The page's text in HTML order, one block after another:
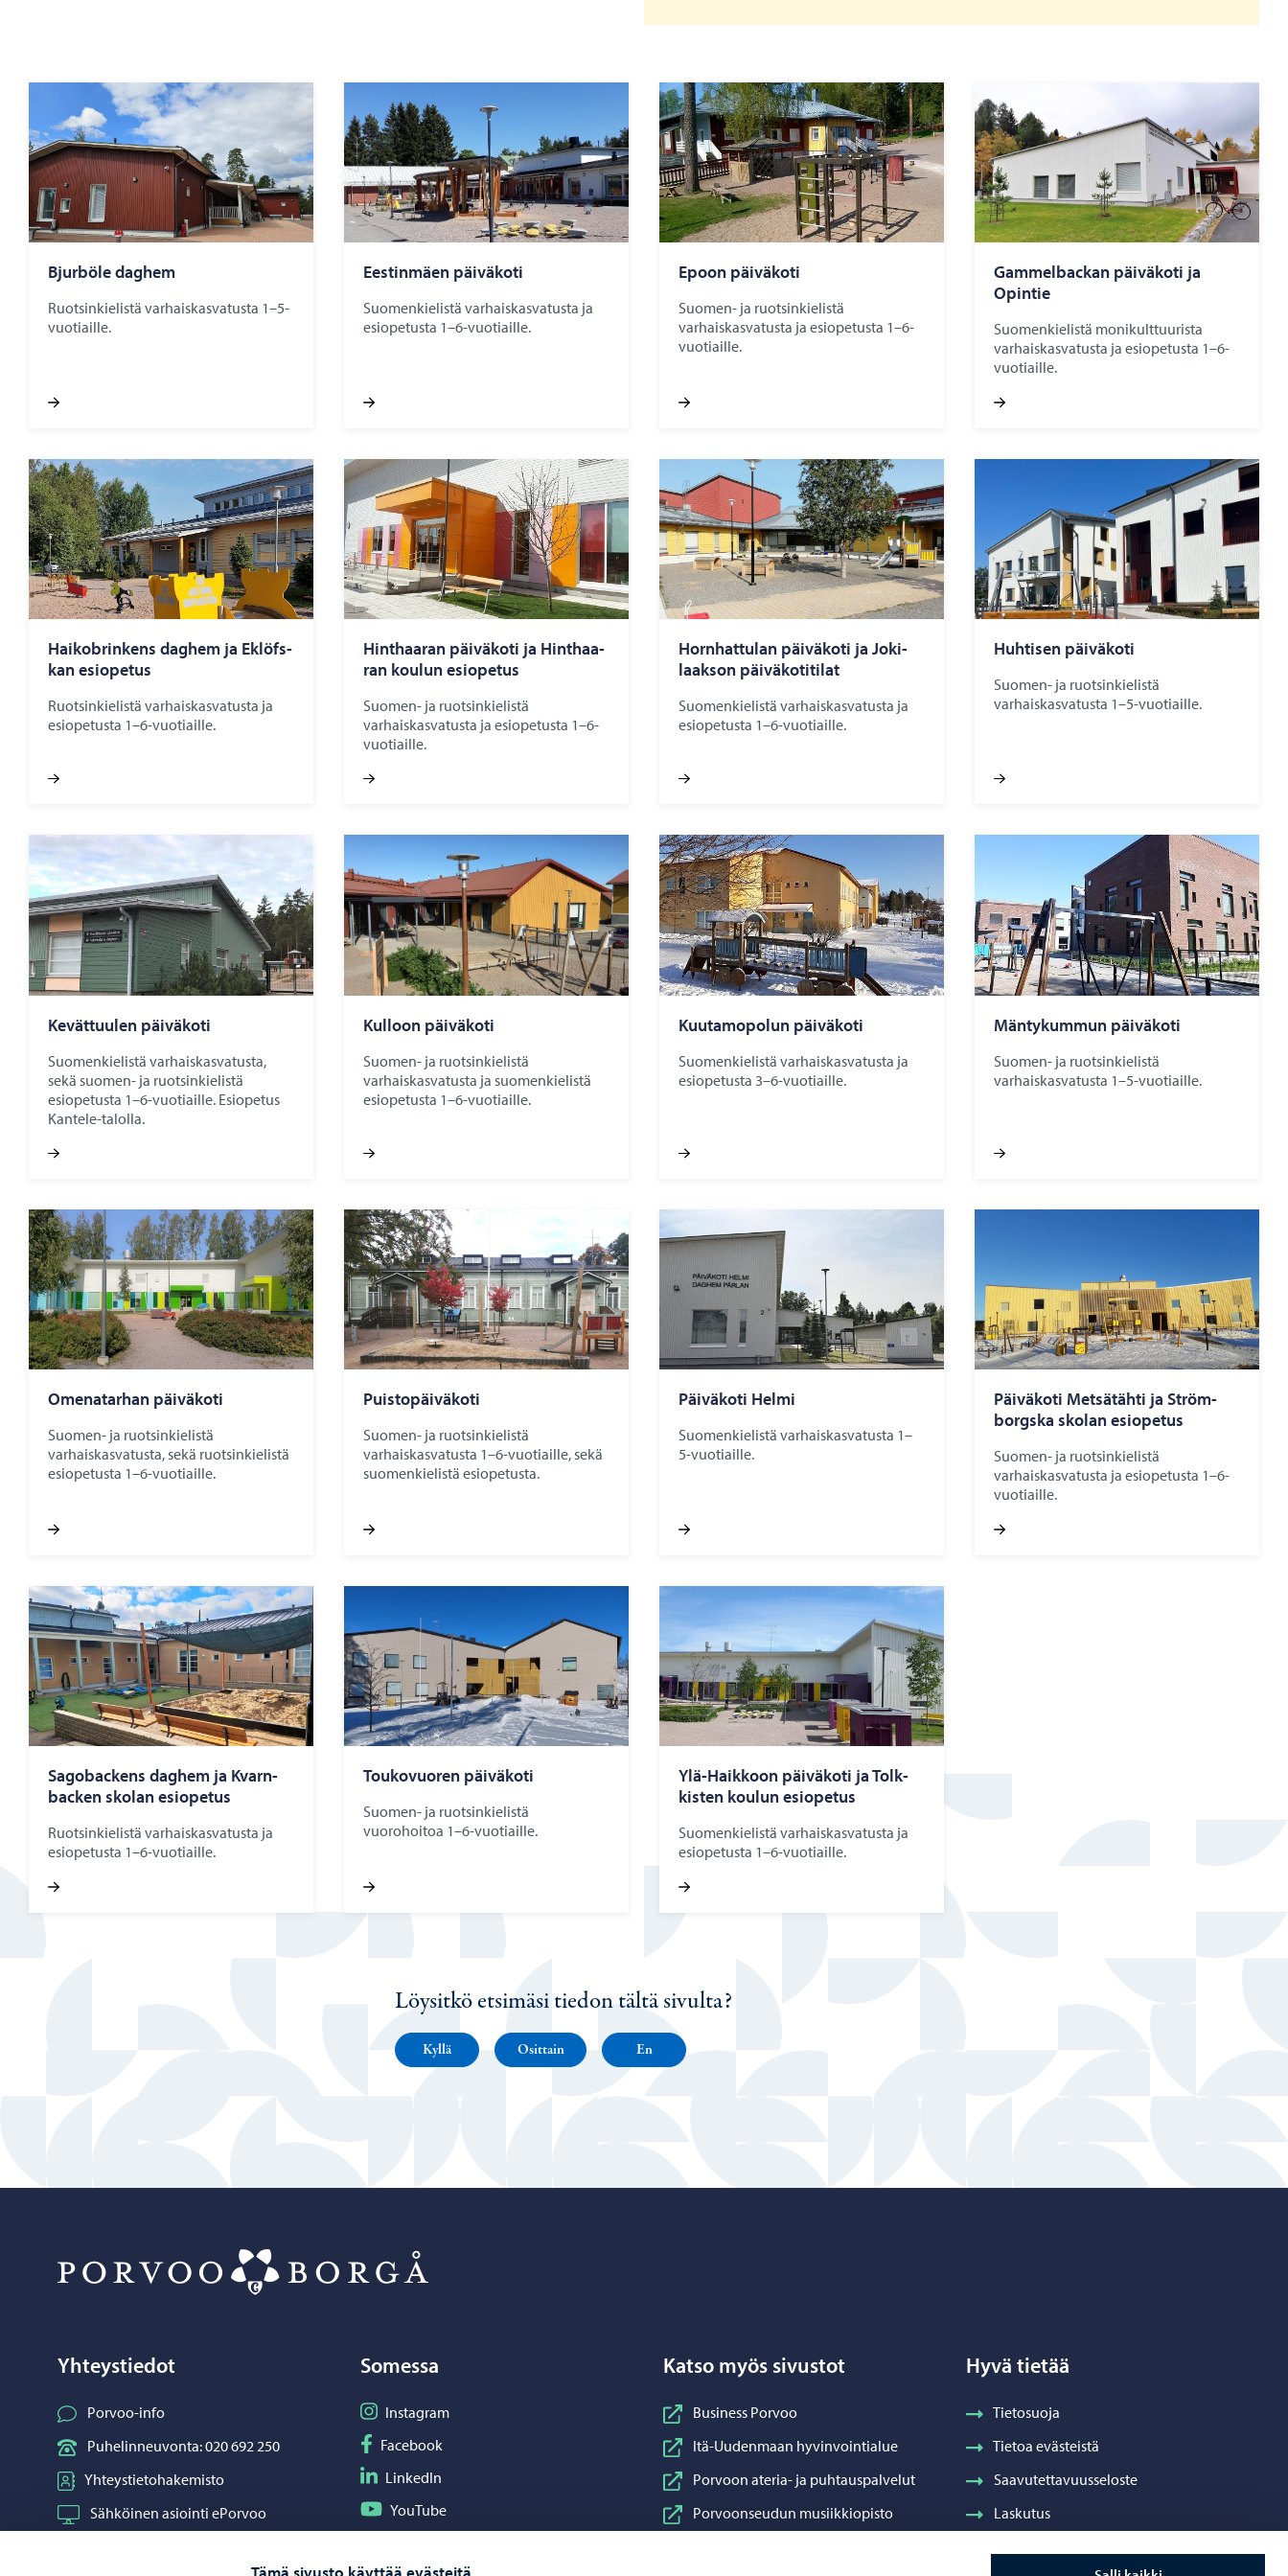
Tämä sivusto käyttää evästeitä
Bjurbö­le dag­hem
Ruotsinkielistä varhaiskasvatusta 1–5-
vuotiaille.
Ees­tin­mäen päi­vä­ko­ti
Suomenkielistä varhaiskasvatusta ja
esiopetusta 1–6-vuotiaille.
Epoon päi­vä­ko­ti
Suomen- ja ruotsinkielistä
varhaiskasvatusta ja esiopetusta 1–6-
vuotiaille.
Gam­mel­bac­kan päi­vä­ko­ti ja
Opin­tie
Suomenkielistä monikulttuurista
varhaiskasvatusta ja esiopetusta 1–6-
vuotiaille.
Hai­ko­brin­kens dag­hem ja Eklöfs­
kan esio­pe­tus
Ruotsinkielistä varhaiskasvatusta ja
esiopetusta 1–6-vuotiaille.
Hint­haa­ran päi­vä­ko­ti ja Hint­haa­
ran kou­lun esio­pe­tus
Suomen- ja ruotsinkielistä
varhaiskasvatusta ja esiopetusta 1–6-
vuotiaille.
Horn­hat­tu­lan päi­vä­ko­ti ja Jo­ki­
laak­son päi­vä­ko­ti­ti­lat
Suomenkielistä varhaiskasvatusta ja
esiopetusta 1–6-vuotiaille.
Huh­ti­sen päi­vä­ko­ti
Suomen- ja ruotsinkielistä
varhaiskasvatusta 1–5-vuotiaille.
Ke­vät­tuu­len päi­vä­ko­ti
Suomenkielistä varhaiskasvatusta,
sekä suomen- ja ruotsinkielistä
esiopetusta 1–6-vuotiaille. Esiopetus
Kantele-talolla.
Kul­loon päi­vä­ko­ti
Suomen- ja ruotsinkielistä
varhaiskasvatusta ja suomenkielistä
esiopetusta 1–6-vuotiaille.
Kuu­ta­mo­po­lun päi­vä­ko­ti
Suomenkielistä varhaiskasvatusta ja
esiopetusta 3–6-vuotiaille.
Män­ty­kum­mun päi­vä­ko­ti
Suomen- ja ruotsinkielistä
varhaiskasvatusta 1–5-vuotiaille.
Ome­na­tar­han päi­vä­ko­ti
Suomen- ja ruotsinkielistä
varhaiskasvatusta, sekä ruotsinkielistä
esiopetusta 1–6-vuotiaille.
Puis­to­päi­vä­ko­ti
Suomen- ja ruotsinkielistä
varhaiskasvatusta 1–6-vuotiaille, sekä
suomenkielistä esiopetusta.
Päi­vä­ko­ti Helmi
Suomenkielistä varhaiskasvatusta 1–
5-vuotiaille.
Päi­vä­ko­ti Met­sä­täh­ti ja Ström­
borgs­ka sko­lan esio­pe­tus
Suomen- ja ruotsinkielistä
varhaiskasvatusta ja esiopetusta 1–6-
vuotiaille.
Sa­go­bac­kens dag­hem ja Kvarn­
bac­ken sko­lan esio­pe­tus
Ruotsinkielistä varhaiskasvatusta ja
esiopetusta 1–6-vuotiaille.
Tou­ko­vuo­ren päi­vä­ko­ti
Suomen- ja ruotsinkielistä
vuorohoitoa 1–6-vuotiaille.
Ylä-​Haikkoon päi­vä­ko­ti ja Tolk­
kis­ten kou­lun esio­pe­tus
Suomenkielistä varhaiskasvatusta ja
esiopetusta 1–6-vuotiaille.
Löysitkö etsimäsi tiedon tältä sivulta?
Kyllä Osittain En
Yhteystiedot
Porvoo-info
Puhelinneuvonta: 020 692 250
Yhteystietohakemisto
Sähköinen asiointi ePorvoo
Somessa
Seuraa Instagram
Instagram
Seuraa Facebook
Facebook
Seuraa LinkedIn
LinkedIn
Seuraa YouTube
YouTube
Katso myös sivustot
Business Porvoo
Itä-Uudenmaan hyvinvointialue
Porvoon ateria- ja puhtauspalvelut
Porvoonseudun musiikkiopisto
Hyvä tietää
Tietosuoja
Tietoa evästeistä
Saavutettavuusseloste
Laskutus